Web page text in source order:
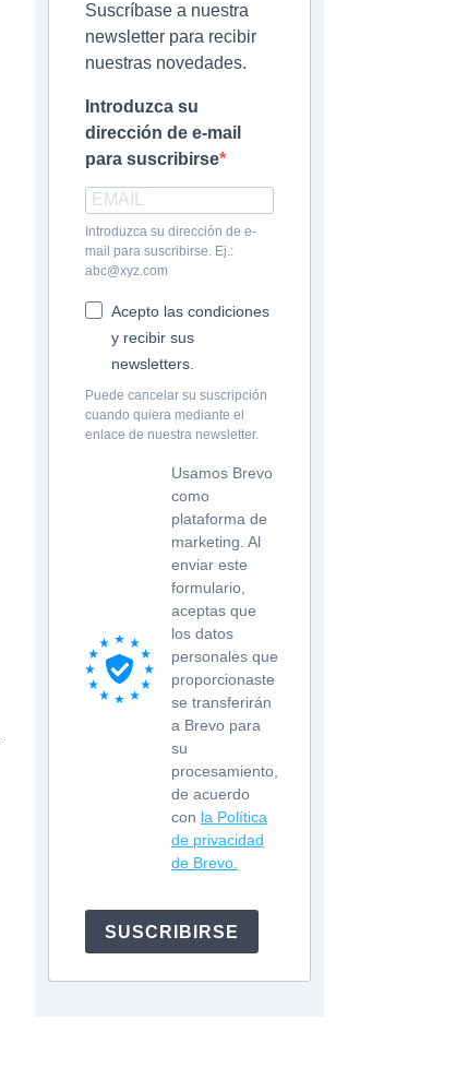
Suscríbase a nuestra
newsletter para recibir
nuestras novedades.
Introduzca su
dirección de e-mail
para suscribirse
Introduzca su dirección de e-
mail para suscribirse. Ej.:
abc@xyz.com
Acepto las condiciones
y recibir sus
newsletters.
Puede cancelar su suscripción
cuando quiera mediante el
enlace de nuestra newsletter.
Usamos Brevo
como
plataforma de
marketing. Al
enviar este
formulario,
aceptas que
los datos
personales que
proporcionaste
se transferirán
a Brevo para
su
procesamiento,
de acuerdo
con la Política
de privacidad
de Brevo.
SUSCRIBIRSE